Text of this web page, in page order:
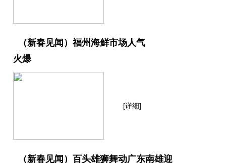
（新春见闻）福州海鲜市场人气
火爆
[详细]
（新春见闻）百头雄狮舞动广东南雄迎